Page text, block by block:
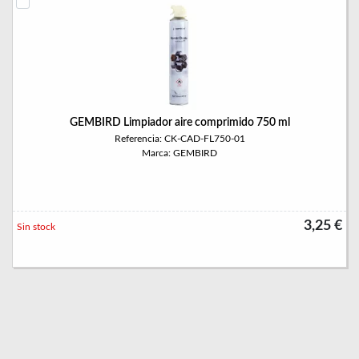
GEMBIRD Limpiador aire comprimido 750 ml
Referencia: CK-CAD-FL750-01
Marca: GEMBIRD
3,25 €
Sin stock